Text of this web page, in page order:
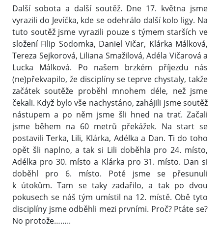
Další sobota a další soutěž. Dne 17. května jsme
vyrazili do Jevíčka, kde se odehrálo další kolo ligy. Na
tuto soutěž jsme vyrazili pouze s týmem starších ve
složení Filip Sodomka, Daniel Vičar, Klárka Málková,
Tereza Sejkorová, Liliana Smažilová, Adéla Vičarová a
Lucka Málková. Po našem brzkém příjezdu nás
(ne)překvapilo, že disciplíny se teprve chystaly, takže
začátek soutěže proběhl mnohem déle, než jsme
čekali. Když bylo vše nachystáno, zahájili jsme soutěž
nástupem a po něm jsme šli hned na trať. Začali
jsme během na 60 metrů překážek. Na start se
postavili Terka, Lili, Klárka, Adélka a Dan. Ti do toho
opět šli naplno, a tak si Lili doběhla pro 24. místo,
Adélka pro 30. místo a Klárka pro 31. místo. Dan si
doběhl pro 6. místo. Poté jsme se přesunuli
k útokům. Tam se taky zadařilo, a tak po dvou
pokusech se náš tým umístil na 12. místě. Obě tyto
disciplíny jsme odběhli mezi prvními. Proč? Ptáte se?
No protože……..